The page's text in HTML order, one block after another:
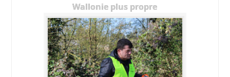
Wallonie plus propre